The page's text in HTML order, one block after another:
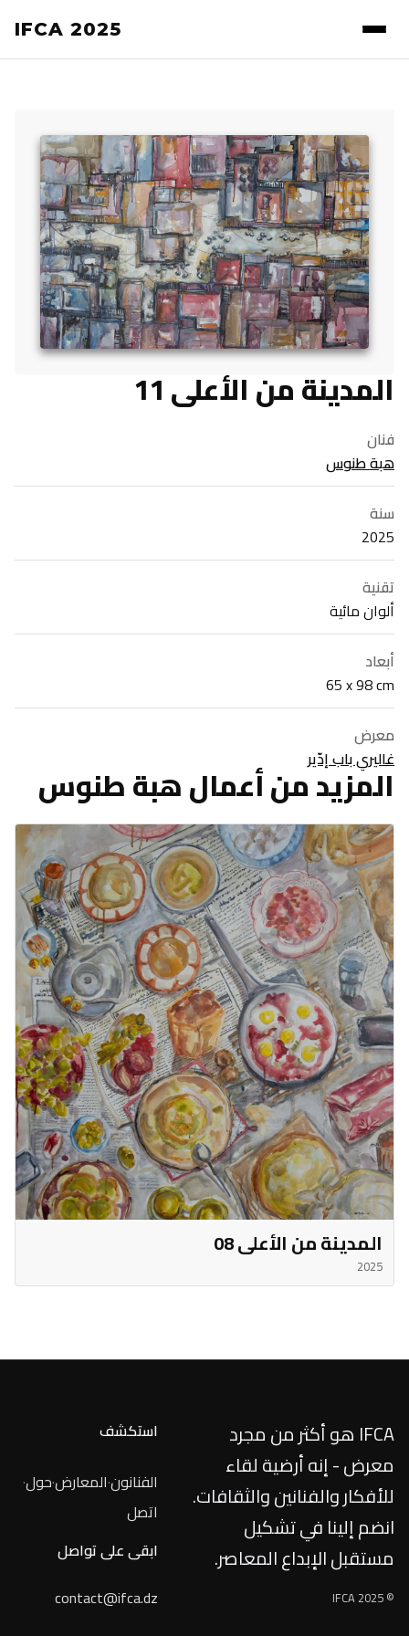
IFCA 2025
المدينة من الأعلى 11
فنان
هبة طنوس
سنة
2025
تقنية
ألوان مائية
أبعاد
65 x 98 cm
معرض
غاليري باب إدّير
المزيد من أعمال هبة طنوس
المدينة من الأعلى 08
2025
IFCA هو أكثر من مجرد
معرض - إنه أرضية لقاء
للأفكار والفنانين والثقافات.
انضم إلينا في تشكيل
مستقبل الإبداع المعاصر.
© IFCA 2025
استكشف
الفنانون·المعارض·حول·
اتصل
ابقى على تواصل
contact@ifca.dz